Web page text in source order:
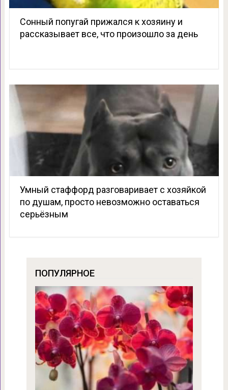
Сонный попугай прижался к хозяину и
рассказывает все, что произошло за день
Умный стаффорд разговаривает с хозяйкой
по душам, просто невозможно оставаться
серьёзным
ПОПУЛЯРНОЕ